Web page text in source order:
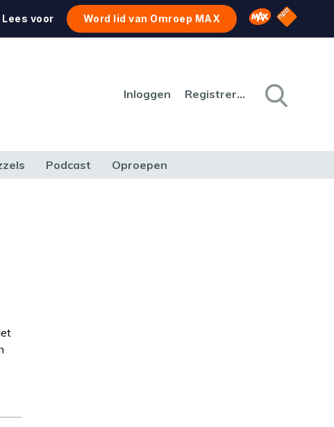
Lees voor Word lid van Omroep MAX Omroep MAX
NPO
Inloggen Registreren
Podcast Oproepen